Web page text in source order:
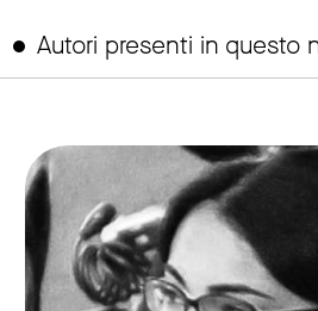
Autori presenti in questo